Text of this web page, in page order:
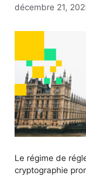
décembre 21,
Le régime de
cryptographie